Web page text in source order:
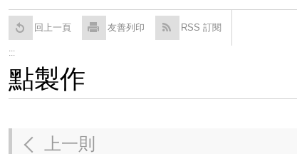
回上一頁 友善列印 RSS 訂閱
:::
點製作
上一則